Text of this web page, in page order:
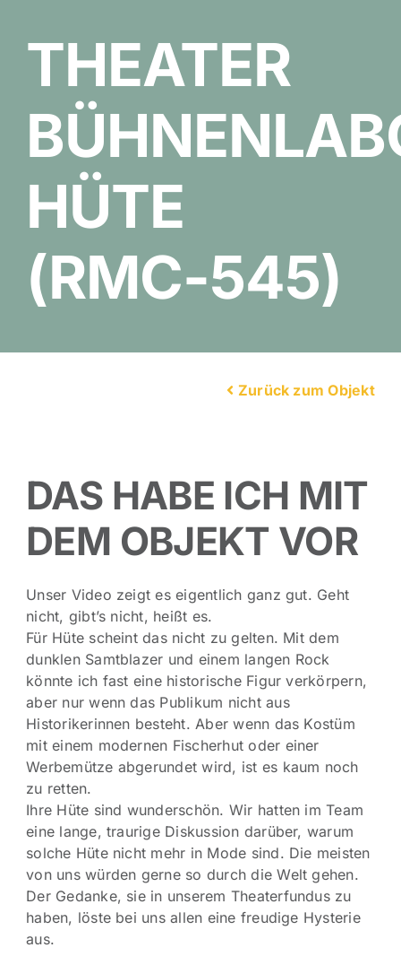
THEATER
HÜTE
(RMC-545)
Zurück zum Objekt
DAS HABE ICH MIT
DEM OBJEKT VOR
Unser Video zeigt es eigentlich ganz gut. Geht
nicht, gibt’s nicht, heißt es.
Für Hüte scheint das nicht zu gelten. Mit dem
dunklen Samtblazer und einem langen Rock
könnte ich fast eine historische Figur verkörpern,
aber nur wenn das Publikum nicht aus
Historikerinnen besteht. Aber wenn das Kostüm
mit einem modernen Fischerhut oder einer
Werbemütze abgerundet wird, ist es kaum noch
zu retten.
Ihre Hüte sind wunderschön. Wir hatten im Team
eine lange, traurige Diskussion darüber, warum
solche Hüte nicht mehr in Mode sind. Die meisten
von uns würden gerne so durch die Welt gehen.
Der Gedanke, sie in unserem Theaterfundus zu
haben, löste bei uns allen eine freudige Hysterie
aus.